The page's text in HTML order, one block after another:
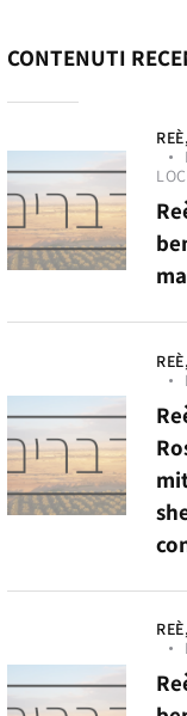
CONTENUTI
REÈ,
REÈ,
REÈ,